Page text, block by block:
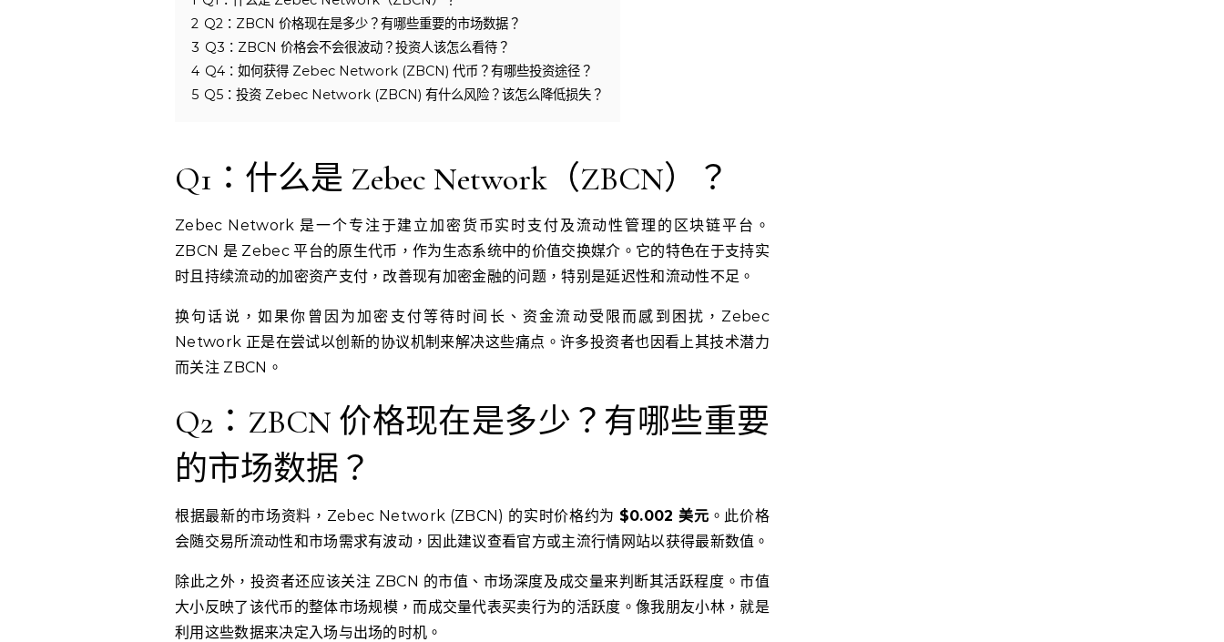
2 Q2：ZBCN 价格现在是多少？有哪些重要的市场数据？
3 Q3：ZBCN 价格会不会很波动？投资人该怎么看待？
4 Q4：如何获得 Zebec Network (ZBCN) 代币？有哪些投资途径？
5 Q5：投资 Zebec Network (ZBCN) 有什么风险？该怎么降低损失？
Q1：什么是 Zebec Network（ZBCN）？
Zebec Network 是一个专注于建立加密货币实时支付及流动性管理的区块链平台。
ZBCN 是 Zebec 平台的原生代币，作为生态系统中的价值交换媒介。它的特色在于支持实
时且持续流动的加密资产支付，改善现有加密金融的问题，特别是延迟性和流动性不足。
换句话说，如果你曾因为加密支付等待时间长、资金流动受限而感到困扰，Zebec
Network 正是在尝试以创新的协议机制来解决这些痛点。许多投资者也因看上其技术潜力
而关注 ZBCN。
Q2：ZBCN 价格现在是多少？有哪些重要
的市场数据？
根据最新的市场资料，Zebec Network (ZBCN) 的实时价格约为 $0.002 美元 。此价格
会随交易所流动性和市场需求有波动，因此建议查看官方或主流行情网站以获得最新数值。
除此之外，投资者还应该关注 ZBCN 的市值、市场深度及成交量来判断其活跃程度。市值
大小反映了该代币的整体市场规模，而成交量代表买卖行为的活跃度。像我朋友小林，就是
利用这些数据来决定入场与出场的时机。